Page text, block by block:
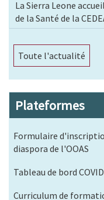
La Sierra Leone
de la Santé de la
Toute l'actualité
Plateformes
Formulaire
diaspora de l'OOAS
Tableau de bord
Curriculum de